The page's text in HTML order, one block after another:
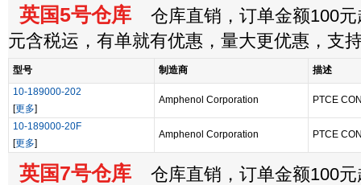
英国5号仓库 仓库直销，订单金额100元
元含税运，有单就有优惠，量大更优惠，支
型号 制造商
描述
10-189000-202
[更多]
Amphenol Corporation PTCE
10-189000-20F
[更多]
Amphenol Corporation PTCE
英国7号仓库 仓库直销，订单金额100元